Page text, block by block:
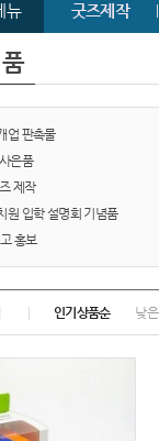
뉴 굿즈제작
업 판촉물
은품
제작
원 입학 설명회 기념품
홍보
인기상품순 낮